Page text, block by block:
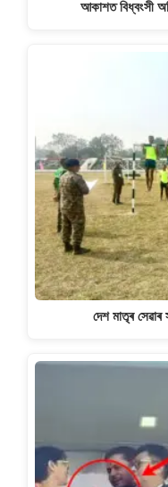
আকাশত বিধ্বংসী
দেশ মাতৃৰ